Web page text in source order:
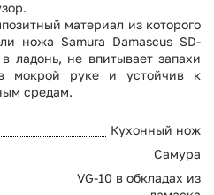
материал из которого
ножа Samura Damascus SD-
ладонь, не впитывает запахи
мокрой руке и устойчив к
средам.
Кухонный нож
Самура
VG-10 в обкладах из